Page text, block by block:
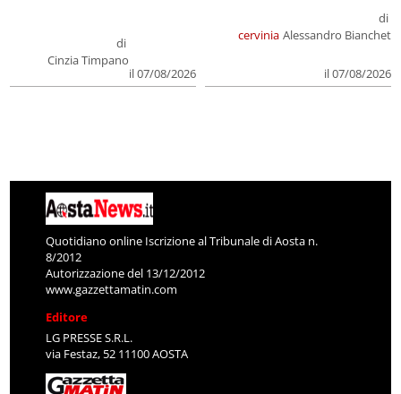
di
Cinzia Timpano
il 07/08/2026
cervinia
di
Alessandro Bianchet
il 07/08/2026
Quotidiano online Iscrizione al Tribunale di Aosta n.
8/2012
Autorizzazione del 13/12/2012
www.gazzettamatin.com
Editore
LG PRESSE S.R.L.
via Festaz, 52 11100 AOSTA